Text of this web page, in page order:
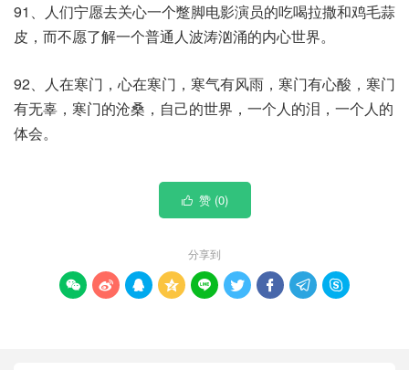
91、人们宁愿去关心一个蹩脚电影演员的吃喝拉撒和鸡毛蒜
皮，而不愿了解一个普通人波涛汹涌的内心世界。
92、人在寒门，心在寒门，寒气有风雨，寒门有心酸，寒门
有无辜，寒门的沧桑，自己的世界，一个人的泪，一个人的
体会。
 赞 (0)
分享到
        